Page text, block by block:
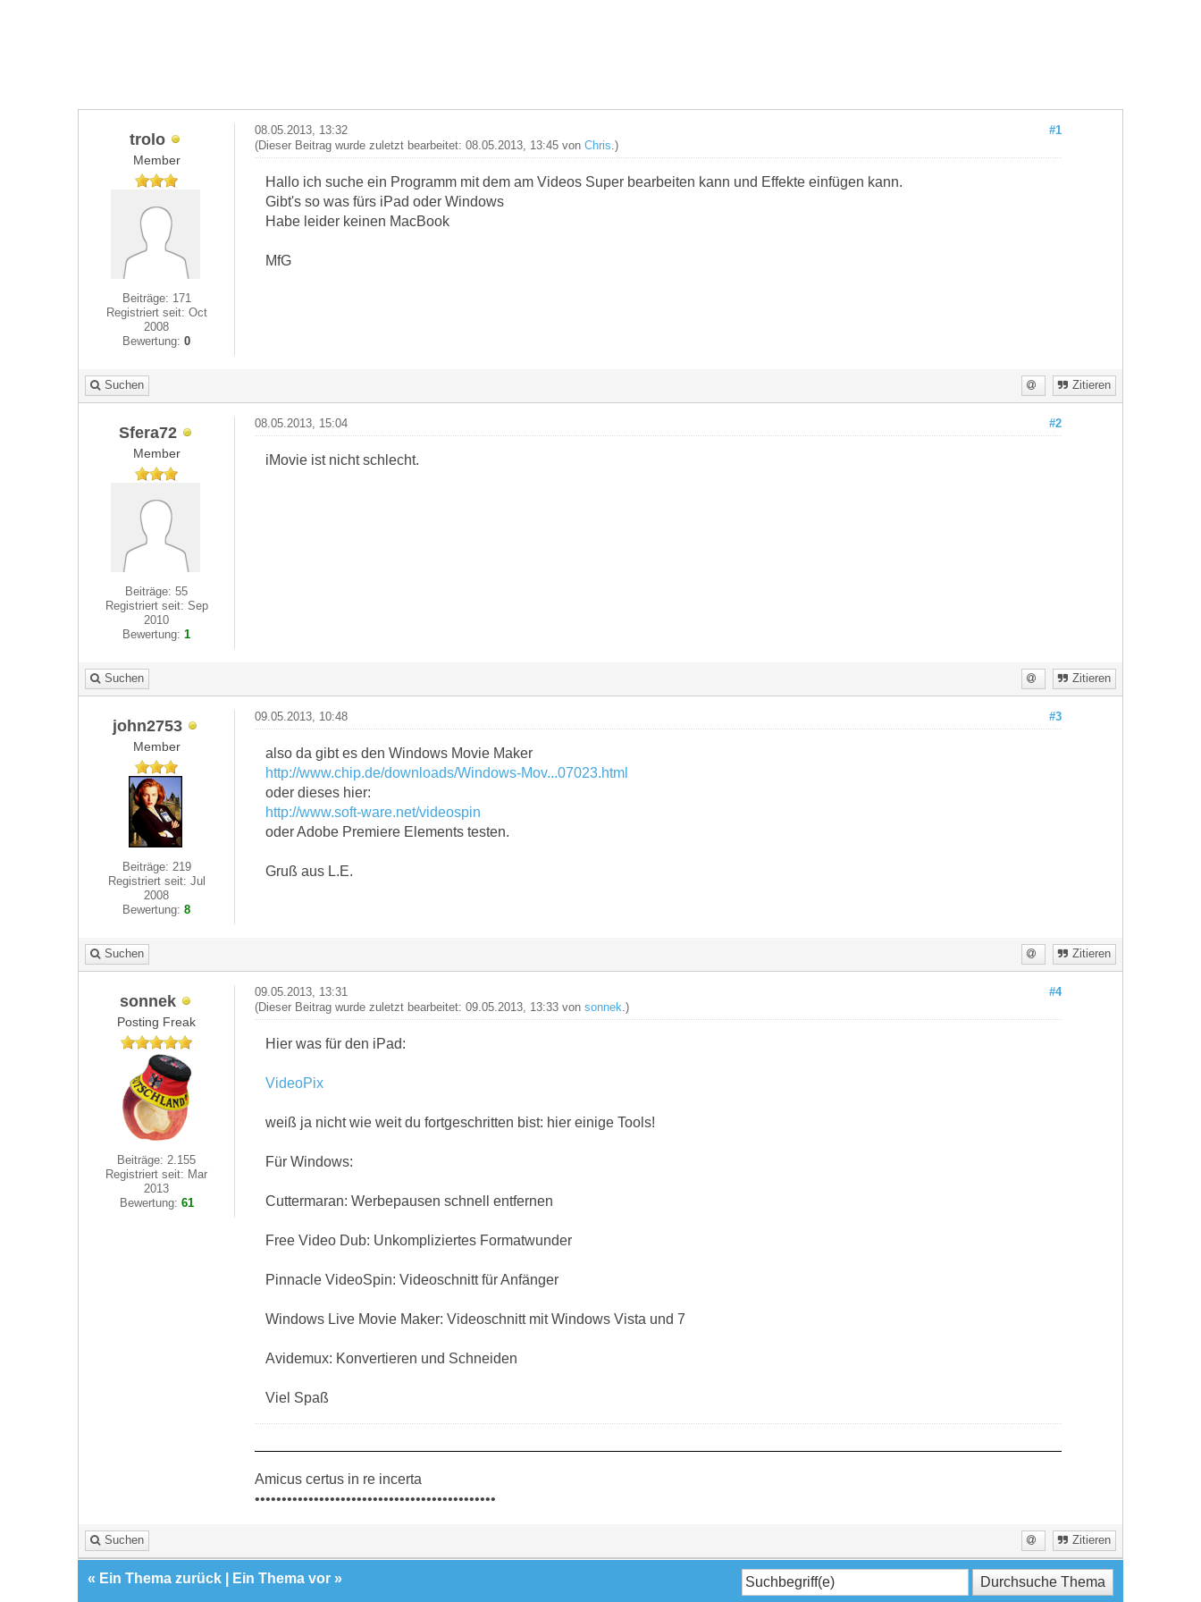
trolo
Member
Beiträge: 171
Registriert seit: Oct
2008
Bewertung:0
#1
08.05.2013, 13:32
(Dieser Beitrag wurde zuletzt bearbeitet: 08.05.2013, 13:45 von Chris .)
Hallo ich suche ein Programm mit dem am Videos Super bearbeiten kann und Effekte einfügen kann.
Gibt's so was fürs iPad oder Windows
Habe leider keinen MacBook
MfG
Suchen Zitieren
Sfera72
Member
Beiträge: 55
Registriert seit: Sep
2010
Bewertung:1
#2
08.05.2013, 15:04
iMovie ist nicht schlecht.
Suchen Zitieren
john2753
Member
Beiträge: 219
Registriert seit: Jul
2008
Bewertung:8
#3
09.05.2013, 10:48
also da gibt es den Windows Movie Maker
http://www.chip.de/downloads/Windows-Mov...07023.html
oder dieses hier:
http://www.soft-ware.net/videospin
oder Adobe Premiere Elements testen.
Gruß aus L.E.
Suchen Zitieren
sonnek
Posting Freak
Beiträge: 2.155
Registriert seit: Mar
2013
Bewertung: 61
#4
09.05.2013, 13:31
(Dieser Beitrag wurde zuletzt bearbeitet: 09.05.2013, 13:33 von sonnek .)
Hier was für den iPad:
VideoPix
weiß ja nicht wie weit du fortgeschritten bist: hier einige Tools!
Für Windows:
Cuttermaran: Werbepausen schnell entfernen
Free Video Dub: Unkompliziertes Formatwunder
Pinnacle VideoSpin: Videoschnitt für Anfänger
Windows Live Movie Maker: Videoschnitt mit Windows Vista und 7
Avidemux: Konvertieren und Schneiden
Viel Spaß
Amicus certus in re incerta
•••••••••••••••••••••••••••••••••••••••••••••
Suchen Zitieren
« Ein Thema zurück Ein Thema vor »